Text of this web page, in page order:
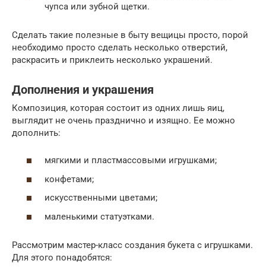
чупса или зубной щетки.
Сделать такие полезные в быту вещицы просто, порой
необходимо просто сделать несколько отверстий,
раскрасить и приклеить несколько украшений.
Дополнения и украшения
Композиция, которая состоит из одних лишь яиц,
выглядит не очень празднично и изящно. Ее можно
дополнить:
мягкими и пластмассовыми игрушками;
конфетами;
искусственными цветами;
маленькими статуэтками.
Рассмотрим мастер-класс создания букета с игрушками.
Для этого понадобятся: